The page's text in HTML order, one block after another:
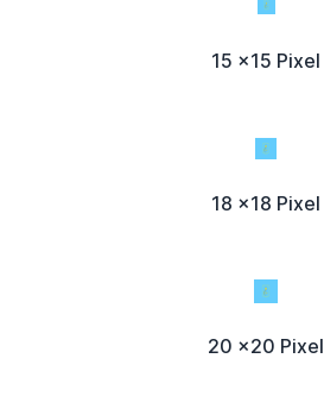
15 x15 Pixel
18 x18 Pixel
20 x20 Pixel